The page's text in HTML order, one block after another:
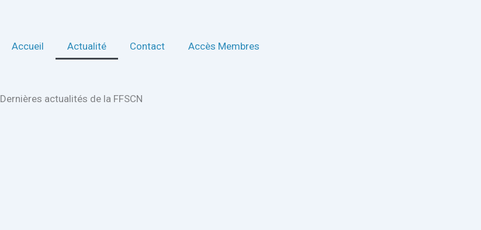
contenu
Accueil Actualité Contact Accès Membres
Dernières actualités de la FFSCN